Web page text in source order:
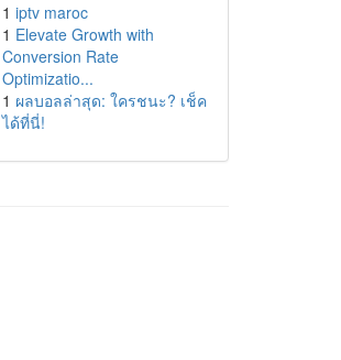
1 iptv maroc
1 Elevate Growth with
Conversion Rate
Optimizatio...
1 ผลบอลล่าสุด: ใครชนะ? เช็ค
ได้ที่นี่!